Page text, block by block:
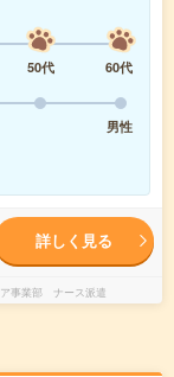
50代
60代
男性
詳しく見る
事業部 ナース派遣